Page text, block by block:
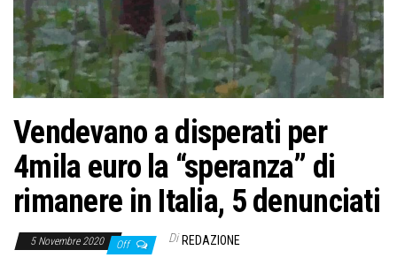
Vendevano a disperati per
4mila euro la “speranza” di
rimanere in Italia, 5 denunciati
5 Novembre 2020 Off Di REDAZIONE